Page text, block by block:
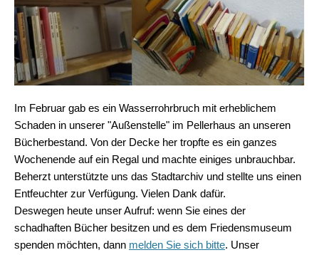
Im Februar gab es ein Wasserrohrbruch mit erheblichem
Schaden in unserer "Außenstelle" im Pellerhaus an unseren
Bücherbestand. Von der Decke her tropfte es ein ganzes
Wochenende auf ein Regal und machte einiges unbrauchbar.
Beherzt unterstützte uns das Stadtarchiv und stellte uns einen
Entfeuchter zur Verfügung. Vielen Dank dafür.
Deswegen heute unser Aufruf: wenn Sie eines der
schadhaften Bücher besitzen und es dem Friedensmuseum
spenden möchten, dann melden Sie sich bitte. Unser